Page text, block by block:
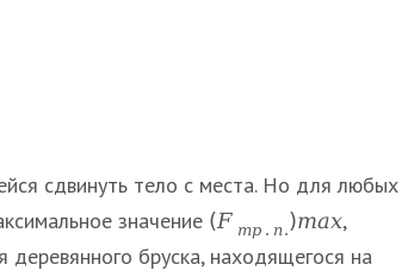
сдвинуть тело с места. Но для любых
значение (F тр . п.)max,
бруска, находящегося на